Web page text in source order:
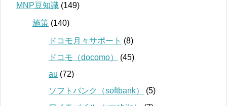
MNP豆知識 (149)
施策 (140)
ドコモ月々サポート (8)
ドコモ（docomo）
(45)
au (72)
ソフトバンク（softbank）
(5)